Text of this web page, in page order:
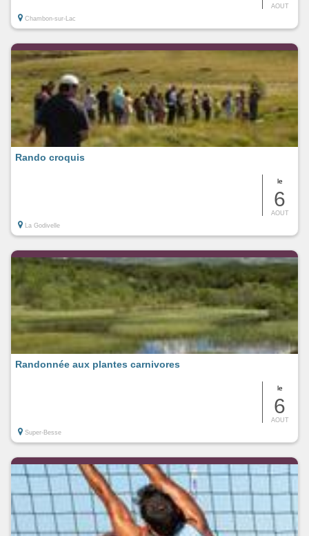
AOUT
Chambon-sur-Lac
le
6
AOUT
Rando croquis
La Godivelle
le
6
AOUT
Randonnée aux plantes carnivores
Super-Besse